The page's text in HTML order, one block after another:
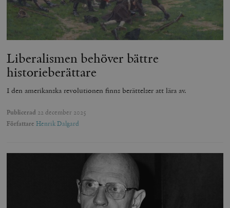
Liberalismen behöver bättre
historieberättare
I den amerikanska revolutionen finns berättelser att lära av.
Publicerad 22 december 2025
Författare Henrik Dalgard